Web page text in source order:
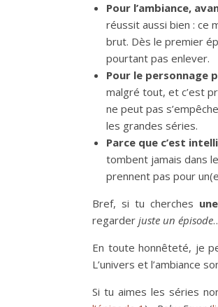
Pour l’ambiance,
réussit aussi bien : ce
brut. Dès le premier
pourtant pas enlever.
Pour le personnage
malgré tout, et c’est
ne peut pas
les grandes séries.
Parce que c’est
tombent jamais dans
prennent pas pour
Bref, si tu cherches
regarder juste un épisode
En toute honnêteté, je
L’univers et l’ambiance
Si tu aimes les séries